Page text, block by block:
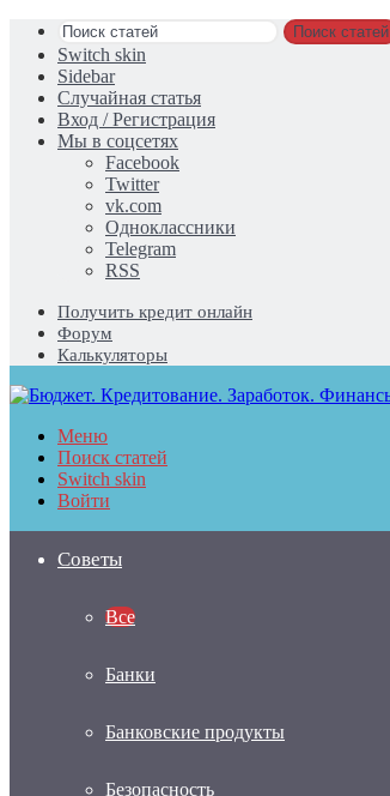
Поиск статей
Switch skin
Sidebar
Случайная статья
Вход / Регистрация
Мы в соцсетях
Facebook
Twitter
vk.com
Одноклассники
Telegram
RSS
Получить кредит онлайн
Форум
Калькуляторы
Меню
Поиск статей
Switch skin
Войти
Советы
Все
Банки
Банковские продукты
Безопасность